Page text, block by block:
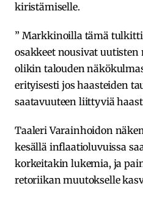
kiristämiselle.
” Markkinoilla tämä
osakkeet nousivat
olikin talouden
erityisesti jos haasteiden
saatavuuteen liittyviä
Taaleri Varainhoidon
kesällä inflaatioluvuissa
korkeitakin lukemia, ja
retoriikan muutokselle